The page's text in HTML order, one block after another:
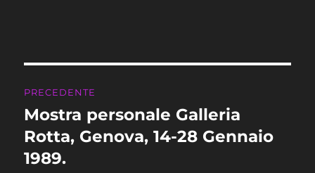
articoli
PRECEDENTE
Articolo
precedente:
Mostra personale Galleria
Rotta, Genova, 14-28 Gennaio
1989.